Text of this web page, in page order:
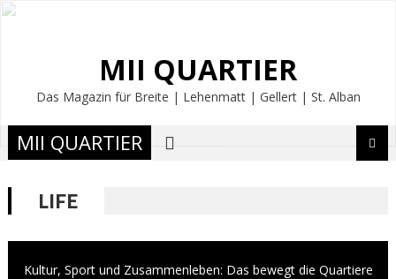
MII QUARTIER
Das Magazin für Breite | Lehenmatt | Gellert | St. Alban
MII QUARTIER
LIFE
Kultur, Sport und Zusammenleben: Das bewegt die Quartiere